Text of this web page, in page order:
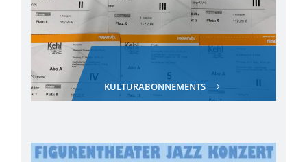
KULTURABONNEMENTS